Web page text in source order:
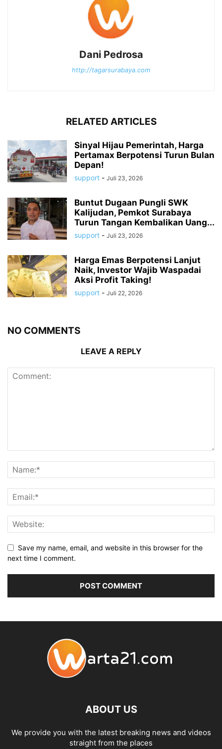
Dani Pedrosa
http://tagarsurabaya.com
RELATED ARTICLES
Sinyal Hijau Pemerintah, Harga
Pertamax Berpotensi Turun Bulan
Depan!
support - Juli 23, 2026
Buntut Dugaan Pungli SWK
Kalijudan, Pemkot Surabaya
Turun Tangan Kembalikan Uang...
support - Juli 23, 2026
Harga Emas Berpotensi Lanjut
Naik, Investor Wajib Waspadai
Aksi Profit Taking!
support - Juli 22, 2026
NO COMMENTS
LEAVE A REPLY
Save my name, email, and website in this browser for the
next time I comment.
ABOUT US
We provide you with the latest breaking news and videos
straight from the places